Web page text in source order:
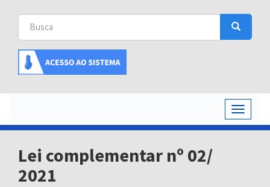
Buscar
Busca
Busca
Toggle
Lei complementar nº 02/
2021